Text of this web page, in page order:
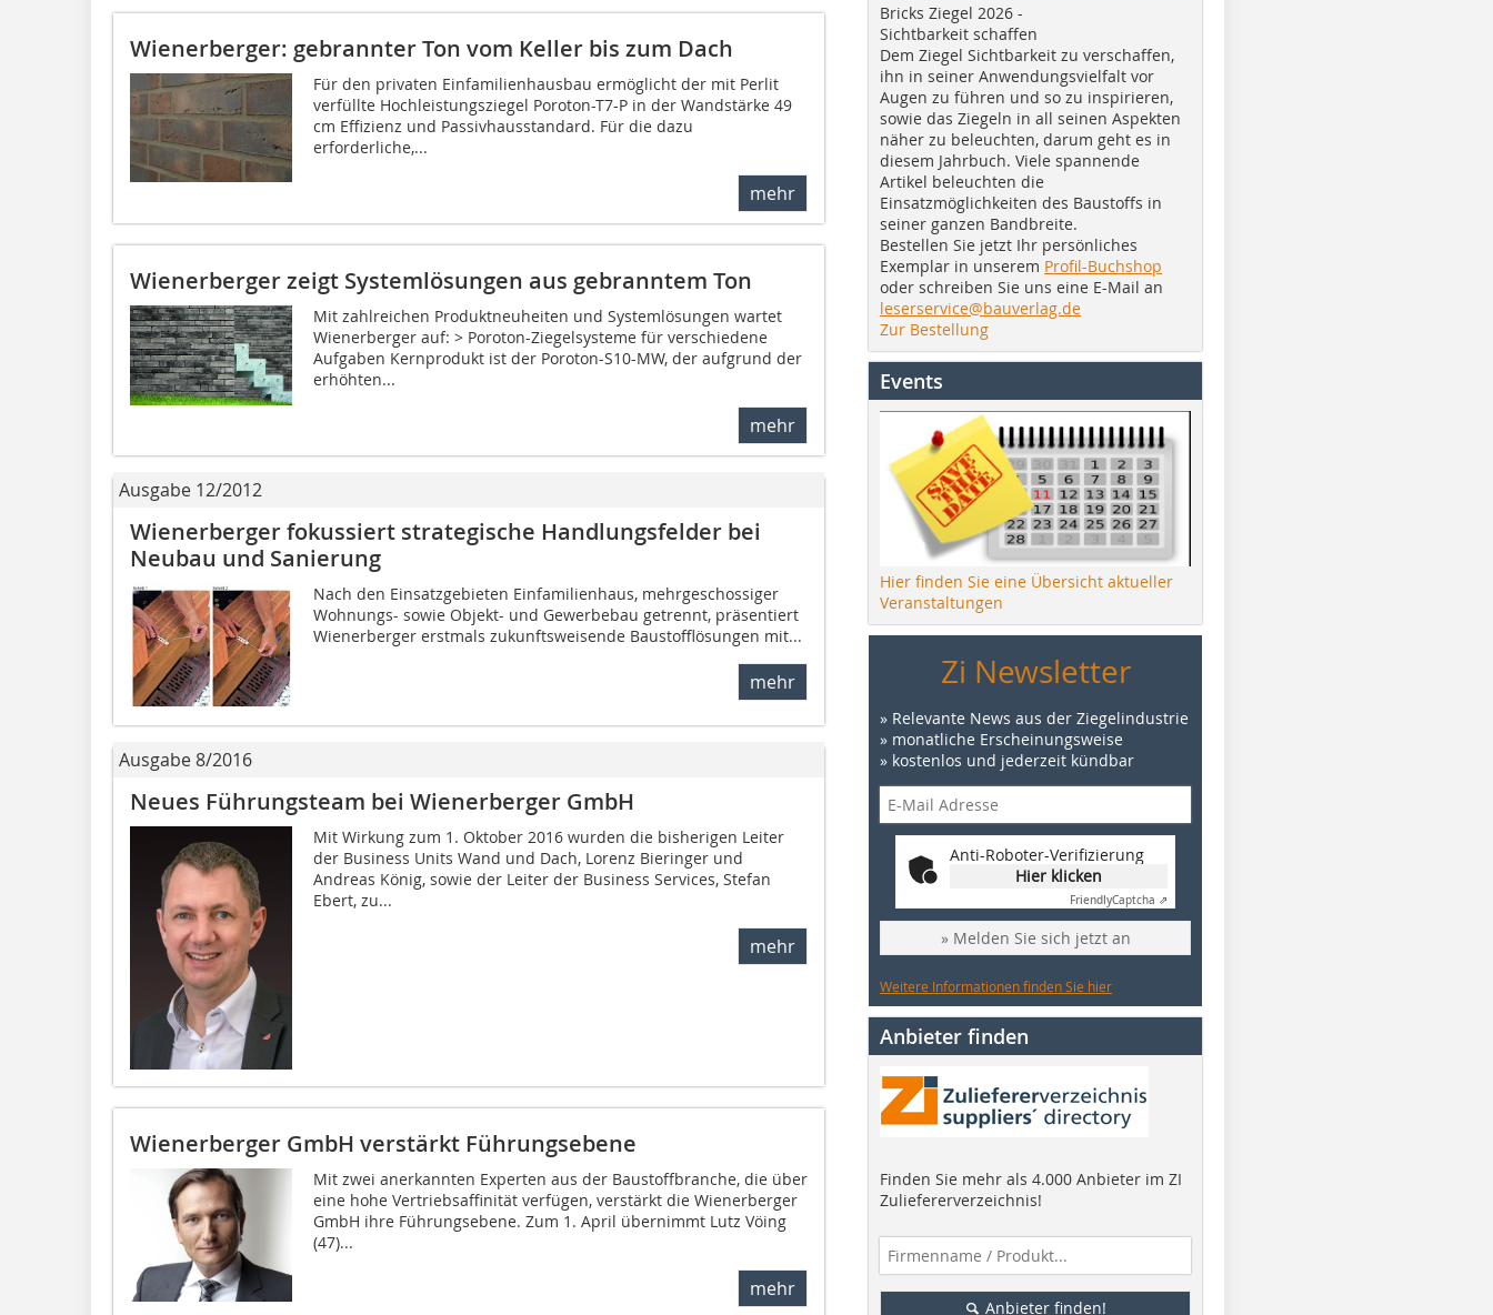
Wienerberger: gebrannter Ton vom Keller bis zum Dach
Für den privaten Einfamilienhausbau ermöglicht der mit Perlit
verfüllte Hochleistungsziegel Poroton-T7-P in der Wandstärke 49
cm Effizienz und Passivhausstandard. Für die dazu
erforderliche,...
mehr
Wienerberger zeigt Systemlösungen aus gebranntem Ton
Mit zahlreichen Produktneuheiten und Systemlösungen wartet
Wienerberger auf: > Poroton-Ziegelsysteme für verschiedene
Aufgaben Kernprodukt ist der Poroton-S10-MW, der aufgrund der
erhöhten...
mehr
Ausgabe 12/2012
Wienerberger fokussiert strategische Handlungsfelder bei
Neubau und Sanierung
Nach den Einsatzgebieten Einfamilienhaus, mehrge­schossiger
Wohnungs- sowie Objekt- und Gewerbebau ­getrennt, präsentiert
Wienerberger erstmals zukunftsweisende Baustofflösungen mit...
mehr
Ausgabe 8/2016
Neues Führungsteam bei Wienerberger GmbH
Mit Wirkung zum 1. Oktober 2016 wurden die bisherigen Leiter
der Business Units Wand und Dach, Lorenz Bieringer und
Andreas König, sowie der Leiter der Business Services, Stefan
Ebert, zu...
mehr
Wienerberger GmbH verstärkt Führungsebene
Mit zwei anerkannten Experten aus der Baustoffbranche, die über
eine hohe Vertriebsaffinität verfügen, verstärkt die Wienerberger
GmbH ihre Führungsebene. Zum 1. April übernimmt Lutz Vöing
(47)...
mehr
Bricks Ziegel 2026 -
Sichtbarkeit schaffen
Dem Ziegel Sichtbarkeit zu verschaffen,
ihn in seiner Anwendungsvielfalt vor
Augen zu führen und so zu inspirieren,
sowie das Ziegeln in all seinen Aspekten
näher zu beleuchten, darum geht es in
diesem Jahrbuch. Viele spannende
Artikel beleuchten die
Einsatzmöglichkeiten des Baustoffs in
seiner ganzen Bandbreite.
Bestellen Sie jetzt Ihr persönliches
Exemplar in unserem Profil-Buchshop
oder schreiben Sie uns eine E-Mail an
leserservice@bauverlag.de
Zur Bestellung
Events
Hier finden Sie eine Übersicht aktueller
Veranstaltungen
Zi Newsletter
» Relevante News aus der Ziegelindustrie
» monatliche Erscheinungsweise
» kostenlos und jederzeit kündbar
Anti-Roboter-Verifizierung
Hier klicken
FriendlyCaptcha ⇗
» Melden Sie sich jetzt an
Weitere Informationen finden Sie hier
Anbieter finden
Finden Sie mehr als 4.000 Anbieter im ZI
Zuliefererverzeichnis!
Anbieter finden!